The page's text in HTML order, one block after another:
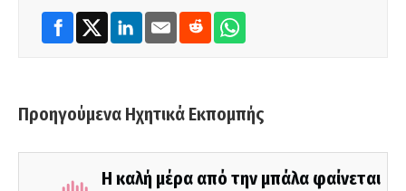
Προηγούμενα Ηχητικά Εκπομπής
Η καλή μέρα από την μπάλα φαίνεται